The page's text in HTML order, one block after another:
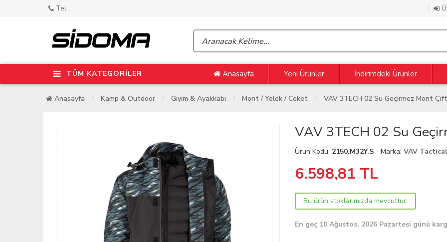
Tel :
TÜM KATEGORİLER Anasayfa Yeni Ürünler İndirimdeki Ürünler
Anasayfa Kamp & Outdoor Giyim & Ayakkabı Mont / Yelek / Ceket VAV 3TECH 02 Su Geçirmez Mont
VAV 3TECH 02 Su
Ürün Kodu: 2150.M32Y.S Marka:VAV
6.598,81 TL
Bu ürün stoklarımızda mevcuttur.
En geç 10 Ağustos, 2026 Pazartesi günü